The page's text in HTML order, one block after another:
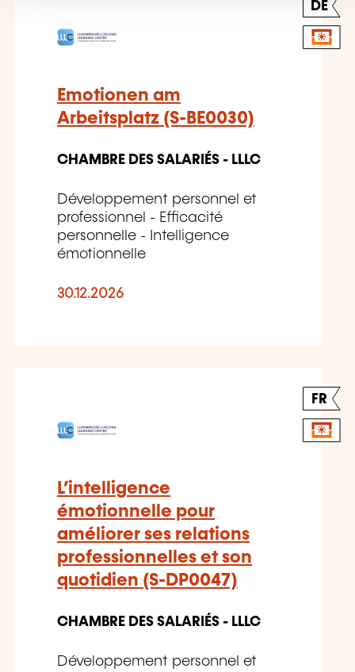
DE
Emotionen am
Arbeitsplatz (S-BE0030)
CHAMBRE DES SALARIÉS - LLLC
Développement personnel et
professionnel - Efficacité
personnelle - Intelligence
émotionnelle
30.12.2026
FR
L’intelligence
émotionnelle pour
améliorer ses relations
professionnelles et son
quotidien (S-DP0047)
CHAMBRE DES SALARIÉS - LLLC
Développement personnel et